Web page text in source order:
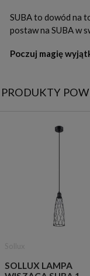
SUBA to dowód na
postaw na SUBA w
Poczuj magię
PRODUKTY
SOLLUX LAMPA